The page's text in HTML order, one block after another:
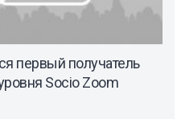
первый получатель
Socio Zoom